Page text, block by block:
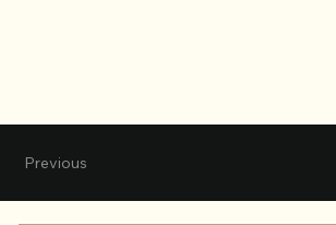
Previous